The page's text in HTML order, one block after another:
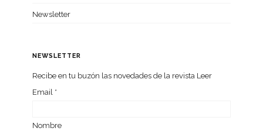
Newsletter
NEWSLETTER
Recibe en tu buzón las nove­da­des de la revista Leer
Email *
Nom­bre